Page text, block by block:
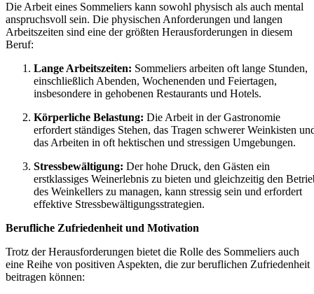
Die Arbeit eines Sommeliers kann sowohl physisch als auch mental
anspruchsvoll sein. Die physischen Anforderungen und langen
Arbeitszeiten sind eine der größten Herausforderungen in diesem
Beruf:
Lange Arbeitszeiten: Sommeliers arbeiten oft lange Stunden,
einschließlich Abenden, Wochenenden und Feiertagen,
insbesondere in gehobenen Restaurants und Hotels.
Körperliche Belastung: Die Arbeit in der Gastronomie
erfordert ständiges Stehen, das Tragen schwerer Weinkisten
das Arbeiten in oft hektischen und stressigen Umgebungen.
Stressbewältigung: Der hohe Druck, den Gästen ein
erstklassiges Weinerlebnis zu bieten und gleichzeitig den
des Weinkellers zu managen, kann stressig sein und erfordert
effektive Stressbewältigungsstrategien.
Berufliche Zufriedenheit und Motivation
Trotz der Herausforderungen bietet die Rolle des Sommeliers auch
eine Reihe von positiven Aspekten, die zur beruflichen Zufriedenheit
beitragen können: